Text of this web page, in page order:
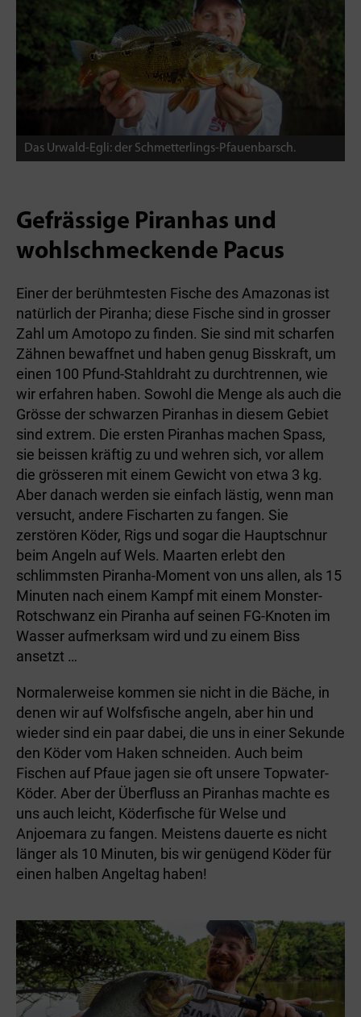
Das Urwald-Egli: der Schmetterlings-Pfauenbarsch.
Gefrässige Piranhas und
wohlschmeckende Pacus
Einer der berühmtesten Fische des Amazonas ist
natürlich der Piranha; diese Fische sind in grosser
Zahl um Amotopo zu finden. Sie sind mit scharfen
Zähnen bewaffnet und haben genug Bisskraft, um
einen 100 Pfund-Stahldraht zu durchtrennen, wie
wir erfahren haben. Sowohl die Menge als auch die
Grösse der schwarzen Piranhas in diesem Gebiet
sind extrem. Die ersten Piranhas machen Spass,
sie beissen kräftig zu und wehren sich, vor allem
die grösseren mit einem Gewicht von etwa 3 kg.
Aber danach werden sie einfach lästig, wenn man
versucht, andere Fischarten zu fangen. Sie
zerstören Köder, Rigs und sogar die Hauptschnur
beim Angeln auf Wels. Maarten erlebt den
schlimmsten Piranha-Moment von uns allen, als 15
Minuten nach einem Kampf mit einem Monster-
Rotschwanz ein Piranha auf seinen FG-Knoten im
Wasser aufmerksam wird und zu einem Biss
ansetzt …
Normalerweise kommen sie nicht in die Bäche, in
denen wir auf Wolfsfische angeln, aber hin und
wieder sind ein paar dabei, die uns in einer Sekunde
den Köder vom Haken schneiden. Auch beim
Fischen auf Pfaue jagen sie oft unsere Topwater-
Köder. Aber der Überfluss an Piranhas machte es
uns auch leicht, Köderfische für Welse und
Anjoemara zu fangen. Meistens dauerte es nicht
länger als 10 Minuten, bis wir genügend Köder für
einen halben Angeltag haben!